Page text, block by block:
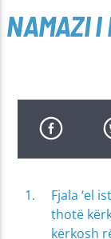
NAMAZI I
Fjala ‘el
thotë
kërkosh